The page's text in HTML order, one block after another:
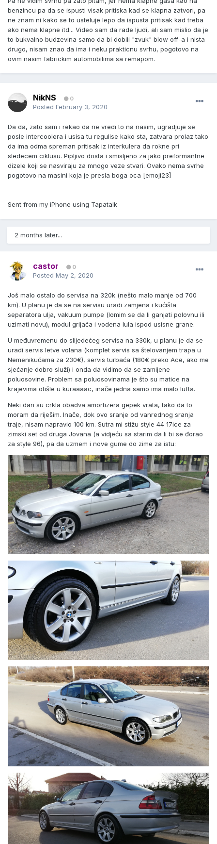
benzincu pa da se ispusti visak pritiska kad se klapna zatvori, pa
ne znam ni kako se to usteluje lepo da ispusta pritisak kad treba
ako nema klapne itd... Video sam da rade ljudi, ali sam mislio da je
to bukvalno budzevina samo da bi dobili "zvuk" blow off-a i nista
drugo, nisam znao da ima i neku prakticnu svrhu, pogotovo na
ovim nasim fabrickim automobilima sa remapom.
NikNS 0
Posted February 3, 2020
Da da, zato sam i rekao da ne vredi to na nasim, ugradjuje se
posle intercoolera i usisa tu regulise kako sta, zatvara prolaz tako
da ima odma spreman pritisak iz interkulera da rokne pri
sledecem ciklusu. Pipljivo dosta i smisljeno za jako preformantne
dizele koji se nasviraju za mnogo veze stvari. Ovako nema svrhe
pogotovo na masini koja je presla boga oca [emoji23]
Sent from my iPhone using Tapatalk
2 months later...
castor 0
Posted May 2, 2020
Još malo ostalo do servisa na 320k (nešto malo manje od 700
km). U planu je da se na servisu uradi zamjena i kućišta
separatora ulja, vakuum pumpe (lomim se da li ganjati polovnu ili
uzimati novu), modul grijača i vodena lula ispod usisne grane.
U međuvremenu do slijedećeg servisa na 330k, u planu je da se
uradi servis letve volana (komplet servis sa štelovanjem trapa u
Nemenikućama za 230€), servis turbaća (180€ preko Ace, ako me
sjećanje dobro služi) i onda da vidimo da se zamijene
poluosovine. Problem sa poluosovinama je što su matice na
krajevima otišle u kuraaaac, inače jedna samo ima malo lufta.
Neki dan su crkla obadva amortizera gepek vrata, tako da to
moram da riješim. Inače, dok ovo sranje od vanrednog sranja
traje, nisam napravio 100 km. Sutra mi stižu style 44 17ice za
zimski set od druga Jovana (a vidjeću sa starim da li bi se đorao
za style 96), pa da uzmem i nove gume do zime za istu: